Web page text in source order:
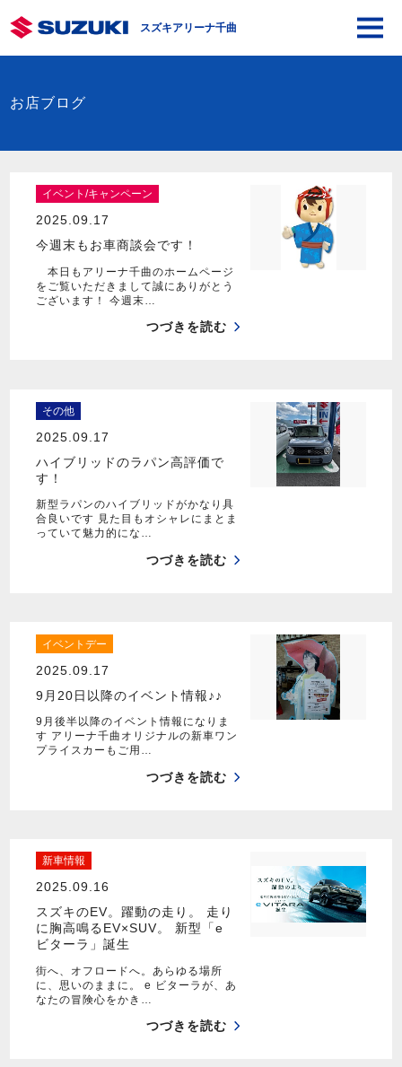
スズキアリーナ千曲
お店ブログ
イベント/キャンペーン
2025.09.17
今週末もお車商談会です！
本日もアリーナ千曲のホームページ
をご覧いただきまして誠にありがとう
ございます！ 今週末…
つづきを読む
その他
2025.09.17
ハイブリッドのラパン高評価で
す！
新型ラパンのハイブリッドがかなり具
合良いです 見た目もオシャレにまとま
っていて魅力的にな…
つづきを読む
イベントデー
2025.09.17
9月20日以降のイベント情報♪♪
9月後半以降のイベント情報になりま
す アリーナ千曲オリジナルの新車ワン
プライスカーもご用…
つづきを読む
新車情報
2025.09.16
スズキのEV。躍動の走り。 走り
に胸高鳴るEV×SUV。 新型「e
ビターラ」誕生
街へ、オフロードへ。あらゆる場所
に、思いのままに。 e ビターラが、あ
なたの冒険心をかき…
つづきを読む